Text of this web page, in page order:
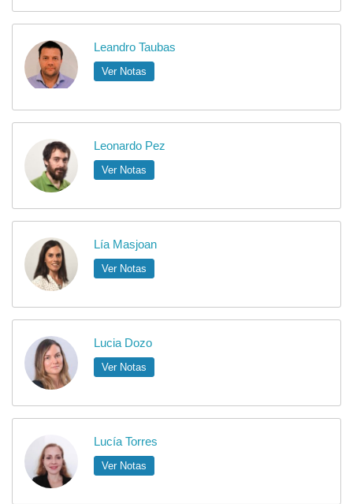
Leandro Taubas
Ver Notas
Leonardo Pez
Ver Notas
Lía Masjoan
Ver Notas
Lucia Dozo
Ver Notas
Lucía Torres
Ver Notas